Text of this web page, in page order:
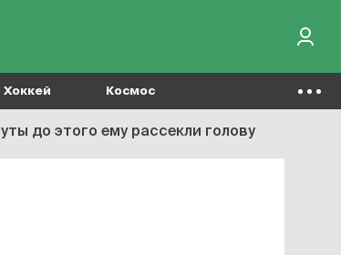
Хоккей Космос
до этого ему рассекли голову